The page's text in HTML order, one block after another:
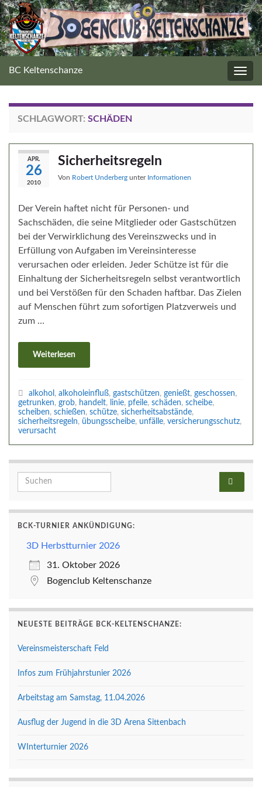
BC Keltenschanze
SCHLAGWORT: SCHÄDEN
APR.
26
2010
Sicherheitsregeln
Von Robert Underberg unter Informationen
Der Verein haftet nicht für Personen- und
Sachschäden, die seine Mitglieder oder Gastschützen
bei der Verwirklichung des Vereinszwecks und in
Erfüllung von Aufgaben im Vereinsinteresse
verursachen oder erleiden. Jeder Schütze ist für die
Einhaltung der Sicherheitsregeln selbst verantwortlich
und bei Verstößen für den Schaden haftbar. Das Zielen
auf Menschen führt zum sofortigen Platzverweis und
zum …
Weiterlesen
alkohol , alkoholeinfluß, gastschützen, genießt, geschossen,
getrunken, grob, handelt, linie, pfeile, schäden, scheibe,
scheiben, schießen, schütze, sicherheitsabstände,
sicherheitsregeln, übungsscheibe, unfälle, versicherungsschutz,
verursacht
Search for:
BCK-TURNIER ANKÜNDIGUNG:
3D Herbstturnier 2026
31. Oktober 2026
Bogenclub Keltenschanze
NEUESTE BEITRÄGE BCK-KELTENSCHANZE:
Vereinsmeisterschaft Feld
Infos zum Frühjahrstunier 2026
Arbeitstag am Samstag, 11.04.2026
Ausflug der Jugend in die 3D Arena Sittenbach
WInterturnier 2026